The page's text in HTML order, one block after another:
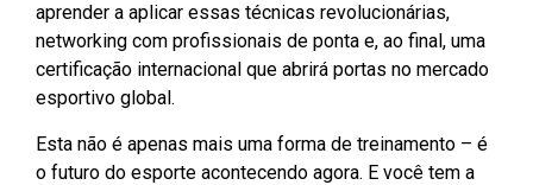
aprender a aplicar essas técnicas revolucionárias,
networking com profissionais de ponta e, ao final, uma
certificação internacional que abrirá portas no mercado
esportivo global.
Esta não é apenas mais uma forma de treinamento – é
o futuro do esporte acontecendo agora. E você tem a